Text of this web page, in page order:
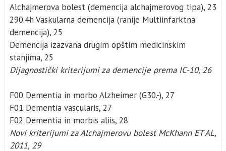
Alchajmerova bolest (demencija alchajmerovog tipa), 23
290.4h Vaskularna demencija (ranije Multiinfarktna
demencija), 25
Demencija izazvana drugim opštim medicinskim
stanjima, 25
Dijagnostički kriterijumi za demencije prema IC-10, 26
F00 Dementia in morbo Alzheimer (G30.-), 27
F01 Dementia vascularis, 27
F02 Dementia in morbis aliis, 28
Novi kriterijumi za Alchajmerovu bolest McKhann ET AL,
2011, 29